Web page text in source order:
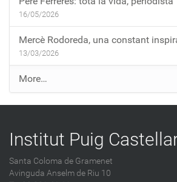
16/05/2026
Mercè Rodoreda, una constant
13/03/2026
E
n
t
a
e
More…
Institut Puig
Santa Coloma de Gramenet
Avinguda Anselm de Riu 10